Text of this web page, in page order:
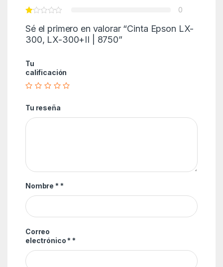
0
Sé el primero en valorar “Cinta Epson LX-
300, LX-300+II | 8750”
Tu
calificación
Tu reseña
Nombre * *
Correo
electrónico * *